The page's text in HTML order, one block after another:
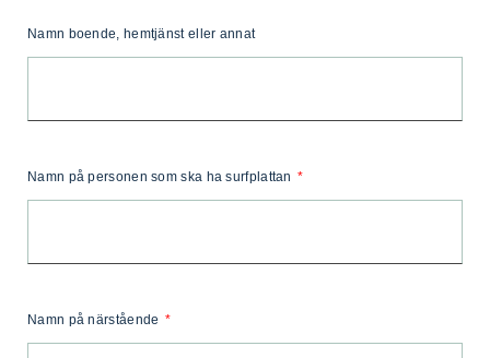
Namn boende, hemtjänst eller annat
Namn på personen som ska ha surfplattan
Namn på närstående